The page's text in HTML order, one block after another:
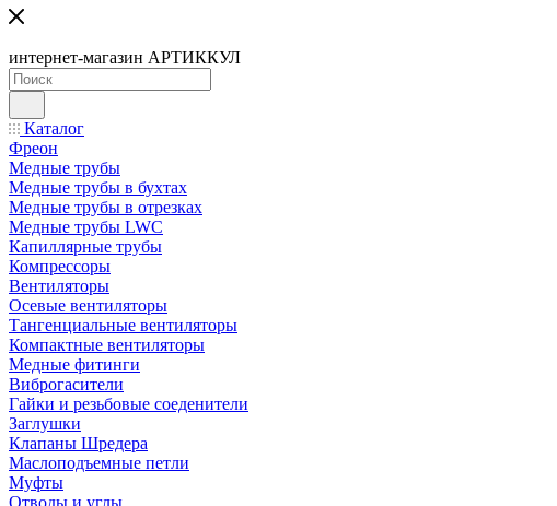
интернет-магазин АРТИККУЛ
Каталог
Фреон
Медные трубы
Медные трубы в бухтах
Медные трубы в отрезках
Медные трубы LWC
Капиллярные трубы
Компрессоры
Вентиляторы
Осевые вентиляторы
Тангенциальные вентиляторы
Компактные вентиляторы
Медные фитинги
Виброгасители
Гайки и резьбовые соеденители
Заглушки
Клапаны Шредера
Маслоподъемные петли
Муфты
Отводы и углы